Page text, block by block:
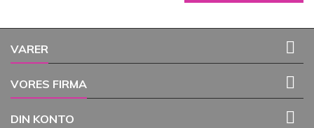
VARER 
VORES FIRMA 
DIN KONTO 